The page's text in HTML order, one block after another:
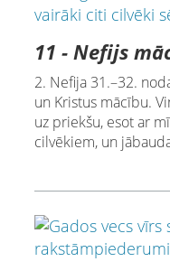
11 - Nefijs
2. Nefija 31.–32.
un Kristus mācību.
uz priekšu, esot ar
cilvēkiem, un